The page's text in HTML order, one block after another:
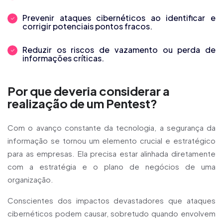
Prevenir ataques cibernéticos ao identificar e
corrigir potenciais pontos fracos.
Reduzir os riscos de vazamento ou perda de
informações críticas.
Por que deveria considerar a
realização de um Pentest?
Com o avanço constante da tecnologia, a segurança da
informação se tornou um elemento crucial e estratégico
para as empresas. Ela precisa estar alinhada diretamente
com a estratégia e o plano de negócios de uma
organização.
Conscientes dos impactos devastadores que ataques
cibernéticos podem causar, sobretudo quando envolvem